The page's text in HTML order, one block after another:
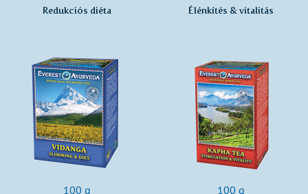
Redukciós diéta
100 g
Élénkítés & vitalitás
100 g